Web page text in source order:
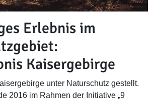
Erlebnis im
Kaisergebirge
unter Naturschutz gestellt.
2016 im Rahmen der Initiative „9